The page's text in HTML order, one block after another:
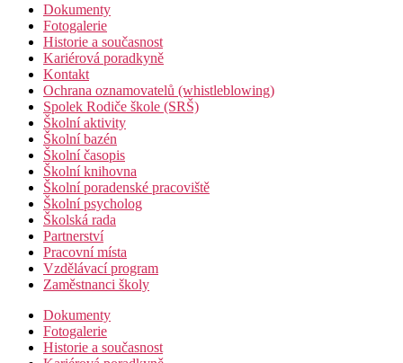
Dokumenty
Fotogalerie
Historie a současnost
Kariérová poradkyně
Kontakt
Ochrana oznamovatelů (whistleblowing)
Spolek Rodiče škole (SRŠ)
Školní aktivity
Školní bazén
Školní časopis
Školní knihovna
Školní poradenské pracoviště
Školní psycholog
Školská rada
Partnerství
Pracovní místa
Vzdělávací program
Zaměstnanci školy
Dokumenty
Fotogalerie
Historie a současnost